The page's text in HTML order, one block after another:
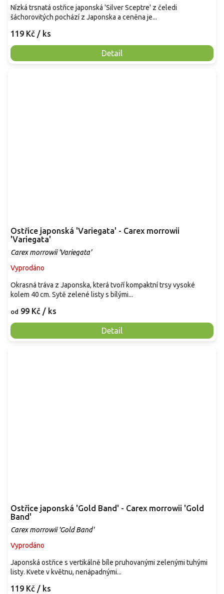
119 Kč / ks
Detail
Nízká trsnatá ostřice japonská 'Silver Sceptre' z čeledi
šáchorovitých pochází z Japonska a ceněna je...
Ostřice japonská 'Variegata' - Carex morrowii
'Variegata'
Carex morrowii 'Variegata'
Vyprodáno
od 99 Kč / ks
Detail
Okrasná tráva z Japonska, která tvoří kompaktní trsy vysoké
kolem 40 cm. Sytě zelené listy s bílými...
Ostřice japonská 'Gold Band' - Carex morrowii 'Gold
Band'
Carex morrowii 'Gold Band'
Vyprodáno
119 Kč / ks
Japonská ostřice s vertikálně bíle pruhovanými zelenými tuhými
listy. Kvete v květnu, nenápadnými...